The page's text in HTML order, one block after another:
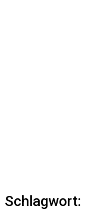
Schlagwort: